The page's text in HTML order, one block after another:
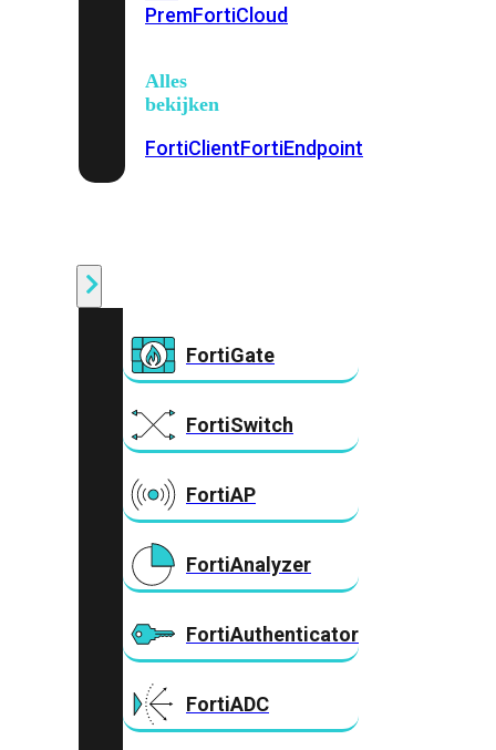
PremFortiCloud
Alles
bekijken
FortiClientFortiEndpoint
FortiGate
FortiSwitch
FortiAP
FortiAnalyzer
FortiAuthenticator
FortiADC